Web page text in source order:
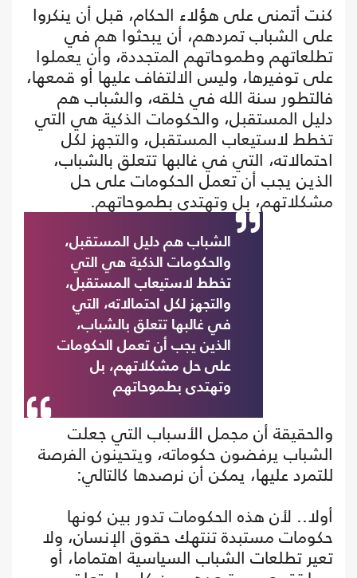
كنت أتمنى على هؤلاء الحكام، قبل أن ينكروا
على الشباب تمردهم، أن يبحثوا هم في
تطلعاتهم وطموحاتهم المتجددة، وأن يعملوا
على توفيرها، وليس الالتفاف عليها أو قمعها،
فالتطور سنة الله في خلقه، والشباب هم
دليل المستقبل، والحكومات الذكية هي التي
تخطط لاستيعاب المستقبل، والتجهز لكل
احتمالاته، التي في غالبها تتعلق بالشباب،
الذين يجب أن تعمل الحكومات على حل
مشكلاتهم، بل وتهتدى بطموحاتهم.
الشباب هم دليل المستقبل،
والحكومات الذكية هي التي
تخطط لاستيعاب المستقبل،
والتجهز لكل احتمالاته، التي
في غالبها تتعلق بالشباب،
الذين يجب أن تعمل الحكومات
على حل مشكلاتهم، بل
وتهتدى بطموحاتهم
والحقيقة أن مجمل الأسباب التي جعلت
الشباب يرفضون حكوماته، ويتحينون الفرصة
للتمرد عليها، يمكن أن نرصدها كالتالي:
أولا.. لأن هذه الحكومات تدور بين كونها
حكومات مستبدة تنتهك حقوق الإنسان، ولا
تعير تطلعات الشباب السياسية اهتماما، أو